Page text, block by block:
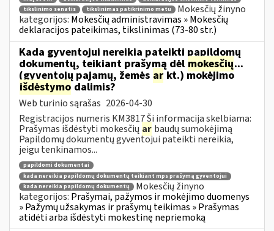
tikslinimo senatis
tikslinimas patikrinimo metu
Mokesčių žinyno
kategorijos: Mokesčių administravimas » Mokesčių
deklaracijos pateikimas, tikslinimas (73-80 str.)
Kada gyventojui nereikia pateikti papildomų
dokumentų, teikiant prašymą dėl mokesčių...
(gyventojų pajamų, žemės ar kt.) mokėjimo
išdėstymo dalimis?
Web turinio sąrašas 2026-04-30
Registracijos numeris KM3817 Ši informacija skelbiama:
Prašymas išdėstyti mokesčių ar baudų sumokėjimą
Papildomų dokumentų gyventojui pateikti nereikia,
jeigu tenkinamos...
papildomi dokumentai
kada nereikia papildomų dokumentų teikiant mps prašymą gyventojui
kada nereikia papildomų dokumentų
Mokesčių žinyno
kategorijos: Prašymai, pažymos ir mokėjimo duomenys
» Pažymų užsakymas ir prašymų teikimas » Prašymas
atidėti arba išdėstyti mokestinę nepriemoką